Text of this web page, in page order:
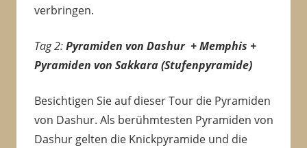
verbringen.
Tag 2:Pyramiden von Dashur + Memphis +
Pyramiden von Sakkara (Stufenpyramide)
Besichtigen Sie auf dieser Tour die Pyramiden
von Dashur. Als berühmtesten Pyramiden von
Dashur gelten die Knickpyramide und die